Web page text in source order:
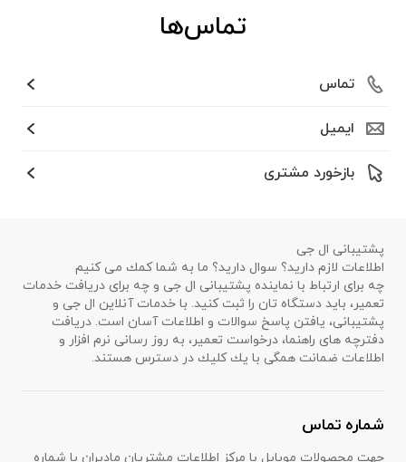
تماس‌ها
تماس
ایمیل
بازخورد مشتری
پشتیبانی ال جی
اطلاعات لازم دارید؟ سوال دارید؟ ما به شما كمك می كنیم
چه برای ارتباط با نماینده پشتیبانی ال جی و چه برای دریافت خدمات
تعمیر، باید دستگاه تان را ثبت كنید. با خدمات آنلاین ال جی و
پشتیبانی، یافتن پاسخ سوالات و اطلاعات آسان است. دریافت
دفترچه های راهنما، درخواست تعمیر، به روز رسانی نرم افزار و
اطلاعات ضمانت همگی با یك كلیك در دسترس هستند.
شماره تماس
جهت محصولات موبایل با مرکز اطلاعات مشتریان مادیران با شماره